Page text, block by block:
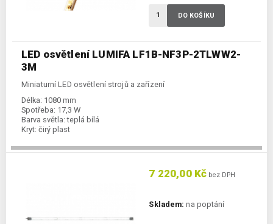
LED osvětlení LUMIFA LF1B-NF3P-2TLWW2-
3M
Miniaturní LED osvětlení strojů a zařízení
Délka: 1080 mm
Spotřeba: 17,3 W
Barva světla: teplá bílá
Kryt: čirý plast
DO KOŠÍKU
7 220,00 Kč bez DPH
Skladem: na poptání